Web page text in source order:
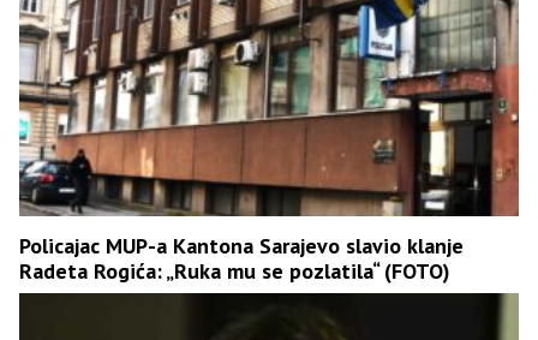
Policajac MUP-a Kantona Sarajevo slavio klanje
Radeta Rogića: „Ruka mu se pozlatila“ (FOTO)